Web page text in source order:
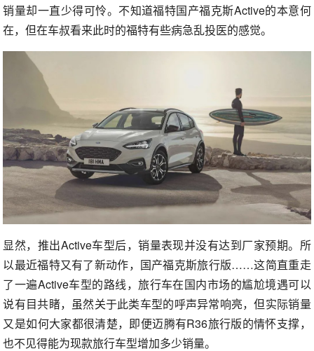
销量却一直少得可怜。不知道福特国产福克斯Active的本意何
在，但在车叔看来此时的福特有些病急乱投医的感觉。
显然，推出Active车型后，销量表现并没有达到厂家预期。所
以最近福特又有了新动作，国产福克斯旅行版……这简直重走
了一遍Active车型的路线，旅行车在国内市场的尴尬境遇可以
说有目共睹，虽然关于此类车型的呼声异常响亮，但实际销量
又是如何大家都很清楚，即便迈腾有R36旅行版的情怀支撑，
也不见得能为现款旅行车型增加多少销量。